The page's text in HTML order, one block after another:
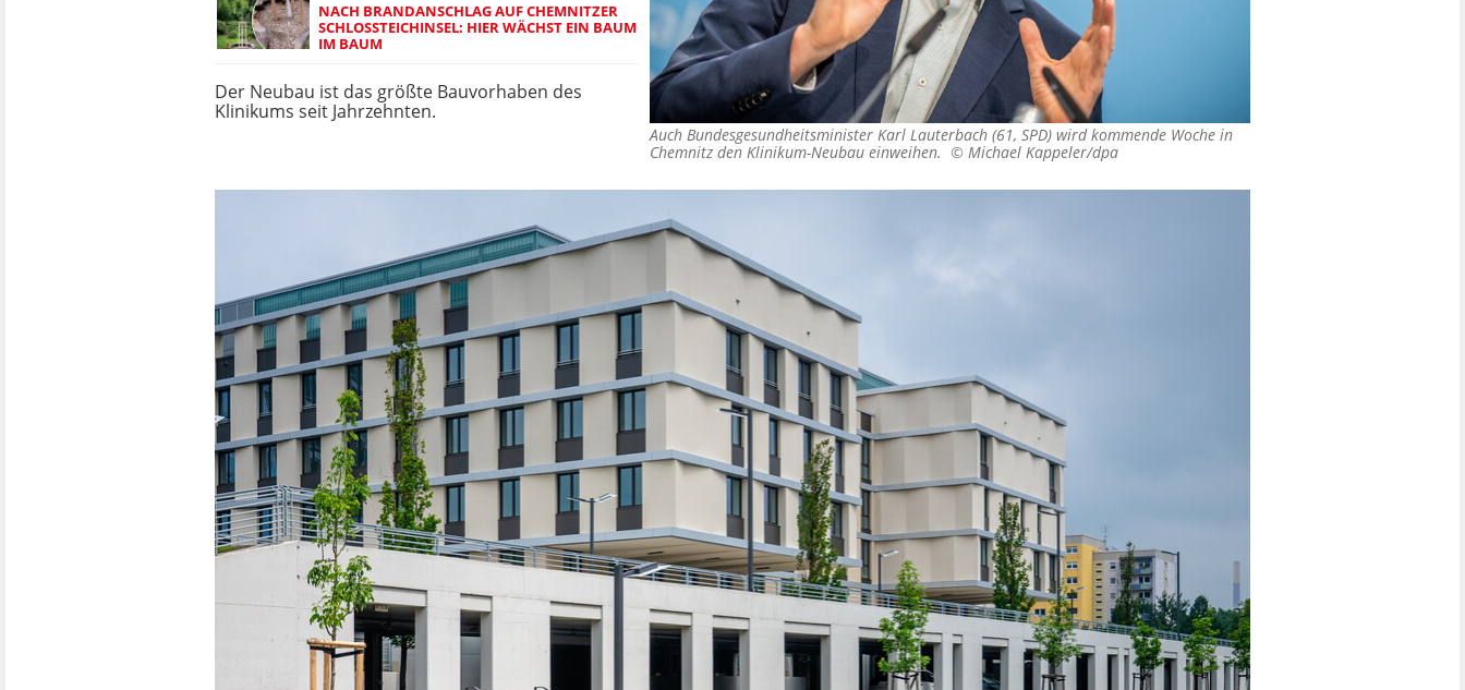
Auch Bundesgesundheitsminister Karl Lauterbach (61, SPD) wird kommende Woche in
Chemnitz den Klinikum-Neubau einweihen. © Michael Kappeler/dpa
NACH BRANDANSCHLAG AUF CHEMNITZER
SCHLOSSTEICHINSEL: HIER WÄCHST EIN BAUM
IM BAUM
Der Neubau ist das größte Bauvorhaben des
Klinikums seit Jahrzehnten.